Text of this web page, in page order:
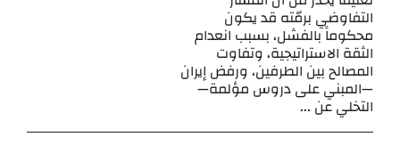
التفاوضي برمّته قد يكون
محكوماً بالفشل، بسبب انعدام
الثقة الاستراتيجية، وتفاوت
المصالح بين الطرفين، ورفض إيران
—المبني على دروس مؤلمة—
التخلي عن ...